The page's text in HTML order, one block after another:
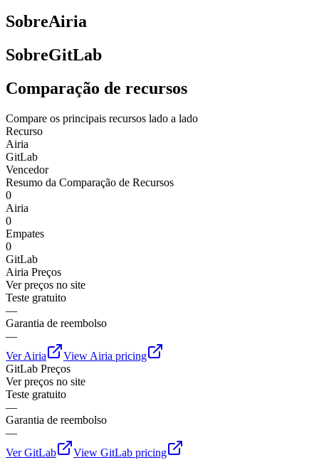
SobreAiria
SobreGitLab
Comparação de recursos
Compare os principais recursos lado a lado
Recurso
Airia
GitLab
Vencedor
Resumo da Comparação de Recursos
0
Airia
0
Empates
0
GitLab
Airia Preços
Ver preços no site
Teste gratuito
—
Garantia de reembolso
—
Ver Airia View Airia pricing
GitLab Preços
Ver preços no site
Teste gratuito
—
Garantia de reembolso
—
Ver GitLab View GitLab pricing